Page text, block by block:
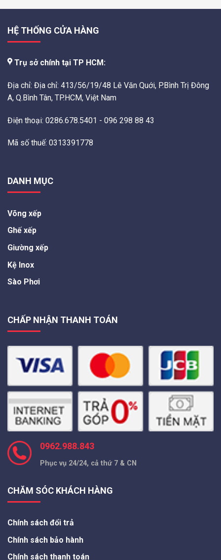
HỆ THỐNG CỬA HÀNG
Trụ sở chính tại TP HCM:
Địa chỉ: Địa chỉ: 413/56/19/48 Lê Văn Quới, P.Bình Trị Đông
A, Q.Bình Tân, TP.HCM, Việt Nam
Điện thoại: 0286.678.5401 - 096 298 88 43
Mã số thuế: 0313391778
DANH MỤC
Võng xếp
Ghế xếp
Giường xếp
Kệ Inox
Sào Phơi
CHẤP NHẬN THANH TOÁN
0962.988.843
Phục vụ 24/24, cả thứ 7 & CN
CHĂM SÓC KHÁCH HÀNG
Chính sách đổi trả
Chính sách bảo hành
Chính sách thanh toán